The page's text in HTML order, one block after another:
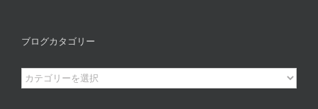
ブログカタゴリー
ブ
ロ